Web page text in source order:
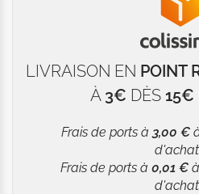
LIVRAISON EN POINT
À 3€ DÈS 15€
Frais de ports à 3,00 €
Frais de ports à 0,01 €à